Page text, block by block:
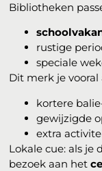
Bibliotheken
rustige
speciale
Dit merk je vooral
kortere
gewijzigde
extra
Lokale cue: als
bezoek aan het